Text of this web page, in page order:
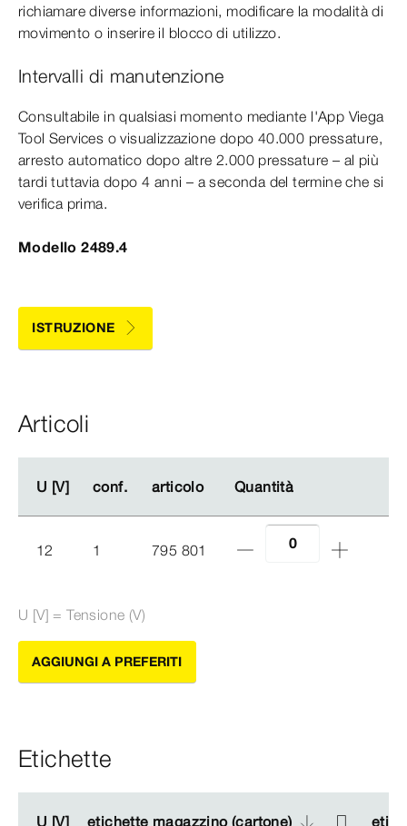
richiamare diverse informazioni, modificare la modalità di
movimento o inserire il blocco di utilizzo.
Intervalli di manutenzione
Consultabile in qualsiasi momento mediante l'App Viega
Tool Services o visualizzazione dopo 40.000 pressature,
arresto automatico dopo altre 2.000 pressature – al più
tardi tuttavia dopo 4 anni – a seconda del termine che si
verifica prima.
Modello 2489.4
ISTRUZIONE
Articoli
U [V] conf. articolo Quantità
U [V] conf. articolo Quantità
12 1 795 801
U [V] = Tensione (V)
AGGIUNGI A PREFERITI
Etichette
U [V] etichette magazzino (cartone)
U [V] etichette magazzino (cartone)